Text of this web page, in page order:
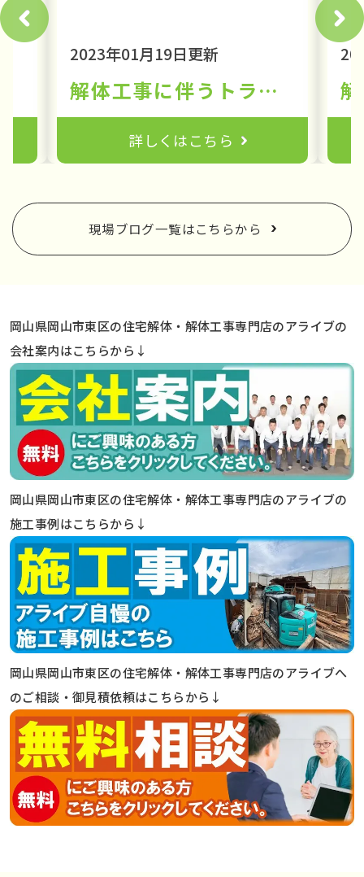
2023年01月19日更新
解体工事に伴うトラブルとは①
詳しくはこちら
現場ブログ一覧はこちらから
岡山県岡山市東区の住宅解体・解体工事専門店のアライブの
会社案内はこちらから↓
岡山県岡山市東区の住宅解体・解体工事専門店のアライブの
施工事例はこちらから↓
岡山県岡山市東区の住宅解体・解体工事専門店のアライブへ
のご相談・御見積依頼はこちらから↓